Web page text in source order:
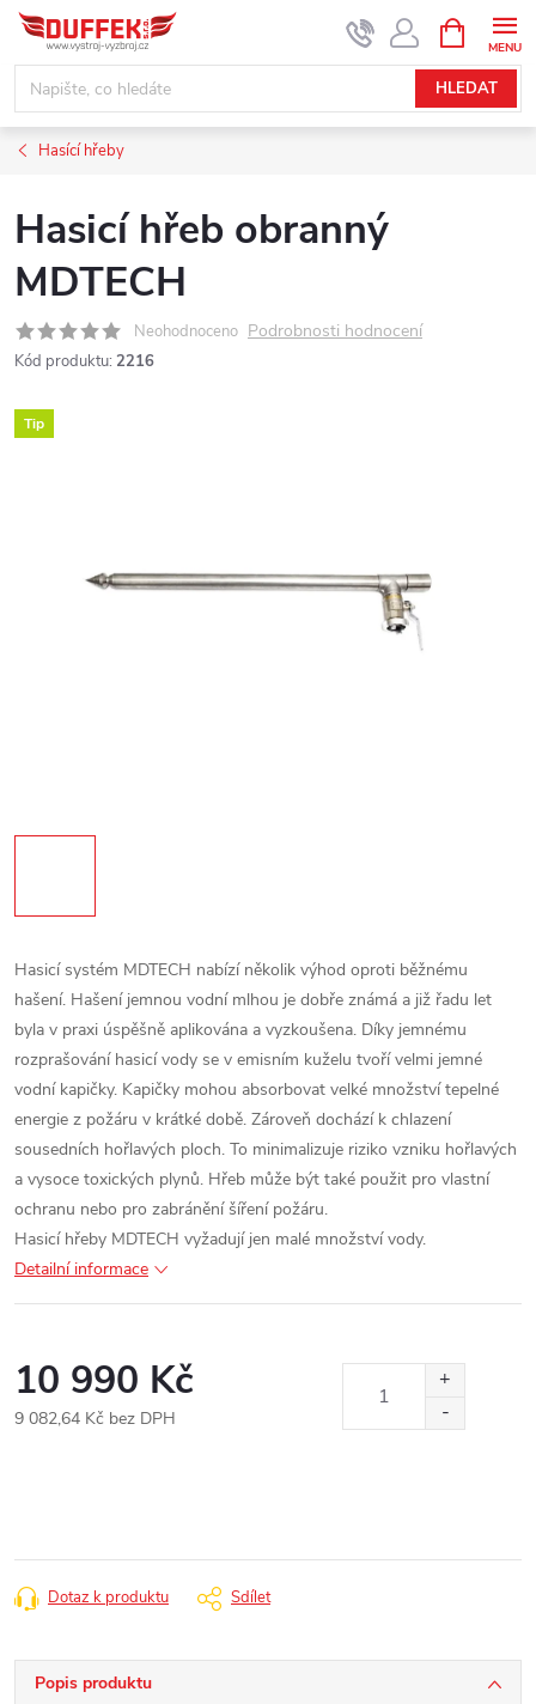
Přejít
obsah
HLEDAT
NÁKUPNÍ
KOŠÍK
Hasící hřeby
Hasicí hřeb obranný
MDTECH
Neohodnoceno Podrobnosti hodnocení
Kód produktu: 2216
Tip
Hasicí systém MDTECH nabízí několik výhod oproti běžnému
hašení. Hašení jemnou vodní mlhou je dobře známá a již řadu let
byla v praxi úspěšně aplikována a vyzkoušena. Díky jemnému
rozprašování hasicí vody se v emisním kuželu tvoří velmi jemné
vodní kapičky. Kapičky mohou absorbovat velké množství tepelné
energie z požáru v krátké době. Zároveň dochází k chlazení
sousedních hořlavých ploch. To minimalizuje riziko vzniku hořlavých
a vysoce toxických plynů. Hřeb může být také použit pro vlastní
ochranu nebo pro zabránění šíření požáru.
Hasicí hřeby MDTECH vyžadují jen malé množství vody.
Detailní informace
10 990 Kč
9 082,64 Kč bez DPH
Dotaz k produktu Sdílet
Popis produktu